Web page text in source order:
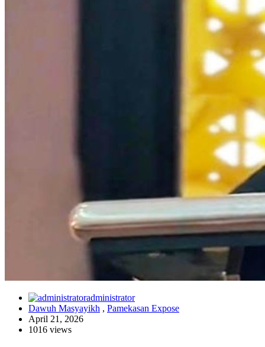
administrator
Dawuh Masyayikh , Pamekasan Expose
April 21, 2026
1016 views